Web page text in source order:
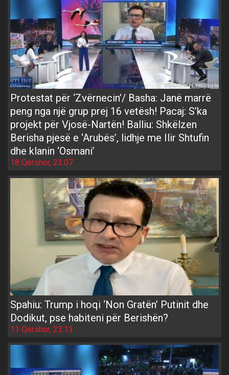
Protestat për ‘Zvërnecin’/ Basha: Janë marrë
peng nga një grup prej 16 vetësh! Pacaj: S’ka
projekt për Vjosë-Nartën! Balliu: Shkëlzen
Berisha pjesë e ‘Arubës’, lidhje me Ilir Shtufin
dhe klanin ‘Osmani’
18 Qershor, 23:07
Spahiu: Trump i hoqi ‘Non Gratën’ Putinit dhe
Dodikut, pse habiteni për Berishën?
11 Qershor, 23:13